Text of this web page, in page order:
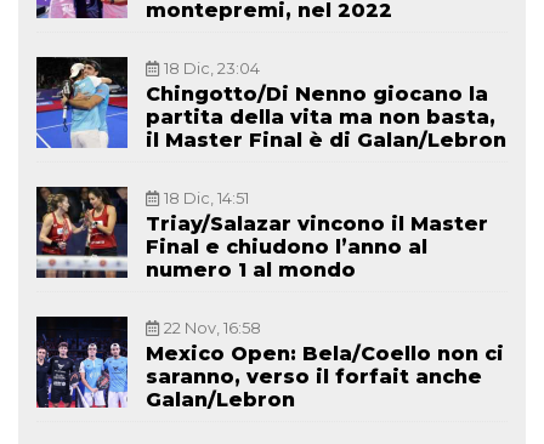
montepremi, nel 2022
18 Dic, 23:04
Chingotto/Di Nenno giocano la
partita della vita ma non basta,
il Master Final è di Galan/Lebron
18 Dic, 14:51
Triay/Salazar vincono il Master
Final e chiudono l’anno al
numero 1 al mondo
22 Nov, 16:58
Mexico Open: Bela/Coello non ci
saranno, verso il forfait anche
Galan/Lebron